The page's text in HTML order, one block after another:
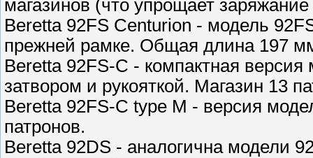
магазинов (что упрощает
Beretta 92FS Centurion - модель
прежней рамке. Общая длина 197
Beretta 92FS-C - компактная
затвором и рукояткой. Магазин 13
Beretta 92FS-C type M - версия
патронов.
Beretta 92DS - аналогична модели